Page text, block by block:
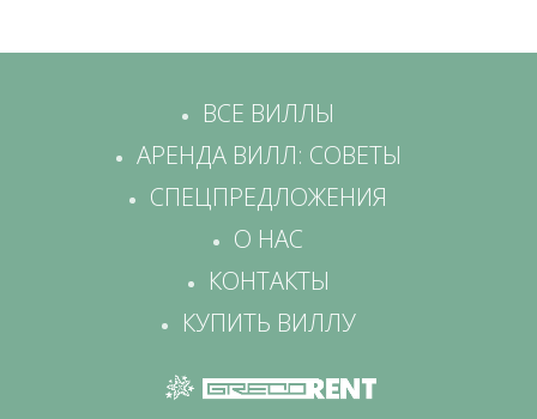
ВСЕ ВИЛЛЫ
АРЕНДА ВИЛЛ: СОВЕТЫ
СПЕЦПРЕДЛОЖЕНИЯ
О НАС
КОНТАКТЫ
КУПИТЬ ВИЛЛУ